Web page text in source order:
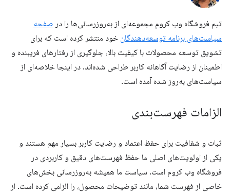
تیم فروشگاه وب کروم مجموعه‌ای از به‌روزرسانی‌ها را در صفحه
سیاست‌های برنامه توسعه‌دهندگان خود منتشر کرده است که برای
تشویق توسعه محصولات با کیفیت بالا، جلوگیری از رفتارهای فریبنده و
اطمینان از رضایت آگاهانه کاربر طراحی شده‌اند. در اینجا خلاصه‌ای از
سیاست‌های به‌روز شده آمده است.
الزامات فهرست‌بندی
ثبات و شفافیت برای حفظ اعتماد و رضایت کاربر بسیار مهم هستند و
یکی از اولویت‌های اصلی ما حفظ فهرست‌های دقیق و کاربردی در
فروشگاه وب کروم است. سیاست ما همیشه به‌روزرسانی بخش‌های
خاصی از فهرست شما، مانند توضیحات محصول، را الزامی کرده است. از